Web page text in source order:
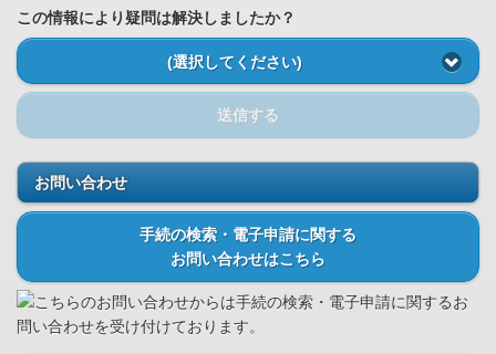
この情報により疑問は解決しましたか？
(選択してください)
送信する
お問い合わせ
手続の検索・電子申請に関する
お問い合わせはこちら
こちらのお問い合わせからは手続の検索・電子申請に関するお
問い合わせを受け付けております。